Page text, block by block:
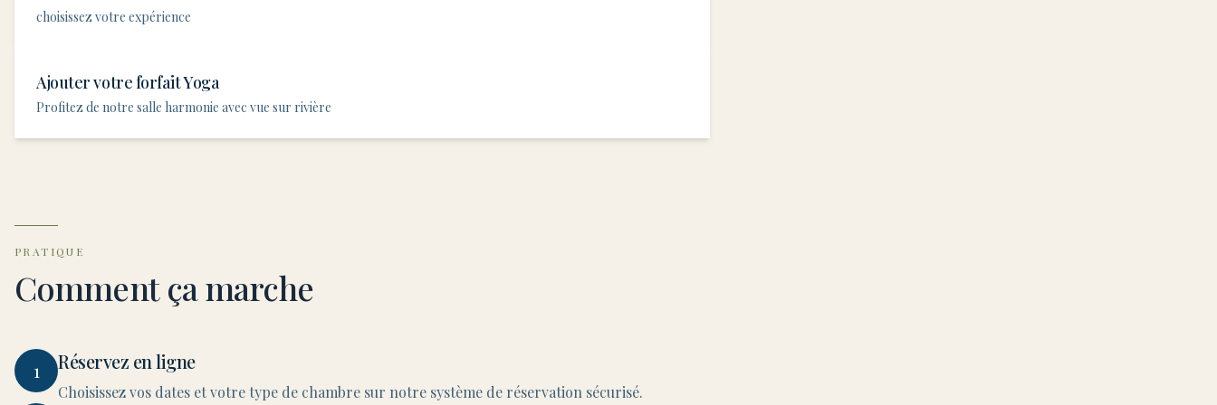
choisissez votre expérience
Ajouter votre forfait Yoga
Profitez de notre salle harmonie avec vue sur rivière
PRATIQUE
Comment ça marche
1 Réservez en ligne
Choisissez vos dates et votre type de chambre sur notre système de réservation sécurisé.